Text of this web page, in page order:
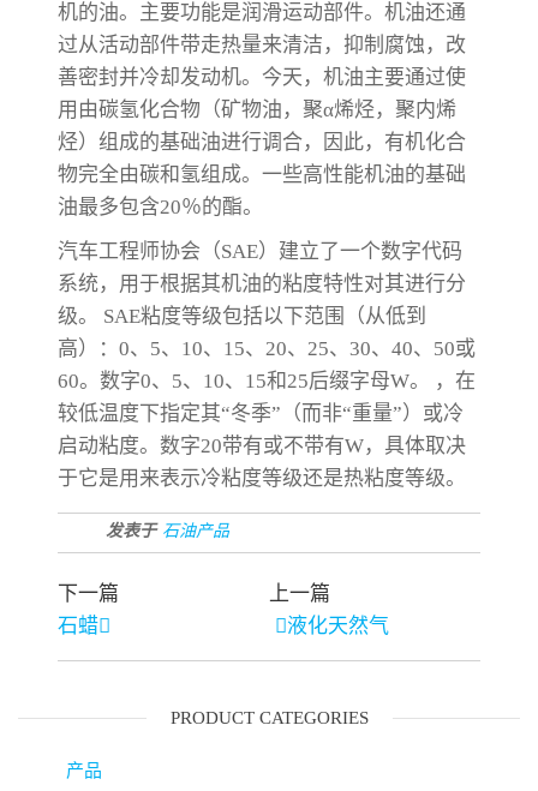
机的油。主要功能是润滑运动部件。机油还通
过从活动部件带走热量来清洁，抑制腐蚀，改
善密封并冷却发动机。今天，机油主要通过使
用由碳氢化合物（矿物油，聚α烯烃，聚内烯
烃）组成的基础油进行调合，因此，有机化合
物完全由碳和氢组成。一些高性能机油的基础
油最多包含20％的酯。
汽车工程师协会（SAE）建立了一个数字代码
系统，用于根据其机油的粘度特性对其进行分
级。 SAE粘度等级包括以下范围（从低到
高）：0、5、10、15、20、25、30、40、50或
60。数字0、5、10、15和25后缀字母W。 ，在
较低温度下指定其“冬季”（而非“重量”）或冷
启动粘度。数字20带有或不带有W，具体取决
于它是用来表示冷粘度等级还是热粘度等级。
发表于 石油产品
上一篇
液化天然气
下一篇
石蜡
PRODUCT CATEGORIES
产品